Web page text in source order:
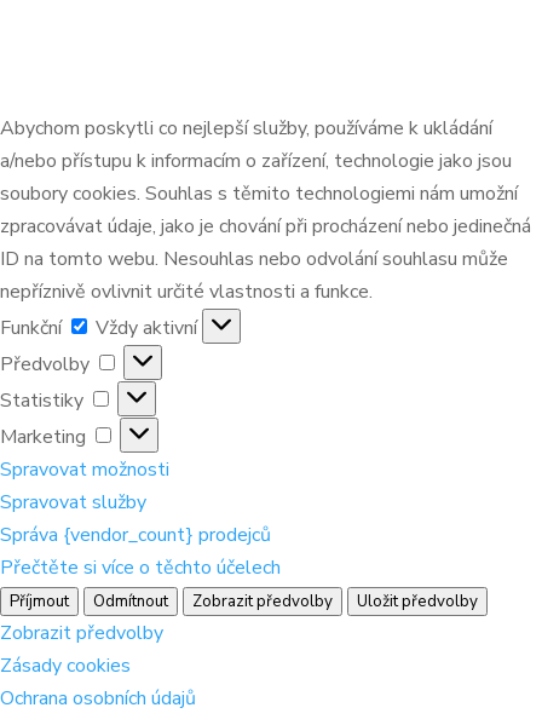
Abychom poskytli co nejlepší služby, používáme k ukládání
a/nebo přístupu k informacím o zařízení, technologie jako jsou
soubory cookies. Souhlas s těmito technologiemi nám umožní
zpracovávat údaje, jako je chování při procházení nebo jedinečná
ID na tomto webu. Nesouhlas nebo odvolání souhlasu může
nepříznivě ovlivnit určité vlastnosti a funkce.
Funkční
Funkční
Vždy aktivní
Předvolby
Předvolby
Statistiky
Statistiky
Marketing
Marketing
Spravovat možnosti
Spravovat služby
Správa {vendor_count} prodejců
Přečtěte si více o těchto účelech
Příjmout Odmítnout Zobrazit předvolby Uložit předvolby
Zobrazit předvolby
Zásady cookies
Ochrana osobních údajů